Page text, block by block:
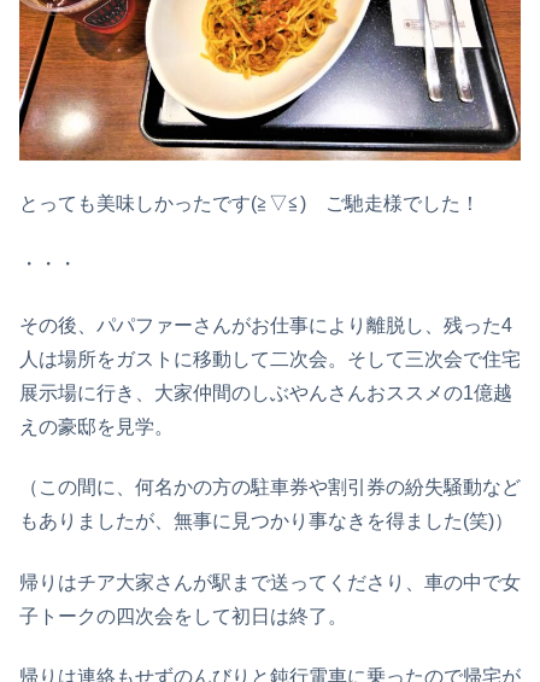
とっても美味しかったです(≧▽≦) ご馳走様でした！
・・・
その後、パパファーさんがお仕事により離脱し、残った4
人は場所をガストに移動して二次会。そして三次会で住宅
展示場に行き、大家仲間のしぶやんさんおススメの1億越
えの豪邸を見学。
（この間に、何名かの方の駐車券や割引券の紛失騒動など
もありましたが、無事に見つかり事なきを得ました(笑)）
帰りはチア大家さんが駅まで送ってくださり、車の中で女
子トークの四次会をして初日は終了。
帰りは連絡もせずのんびりと鈍行電車に乗ったので帰宅が